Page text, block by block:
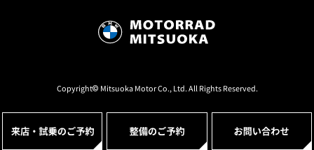
Copyright© Mitsuoka Motor Co., Ltd. All Rights Reserved.